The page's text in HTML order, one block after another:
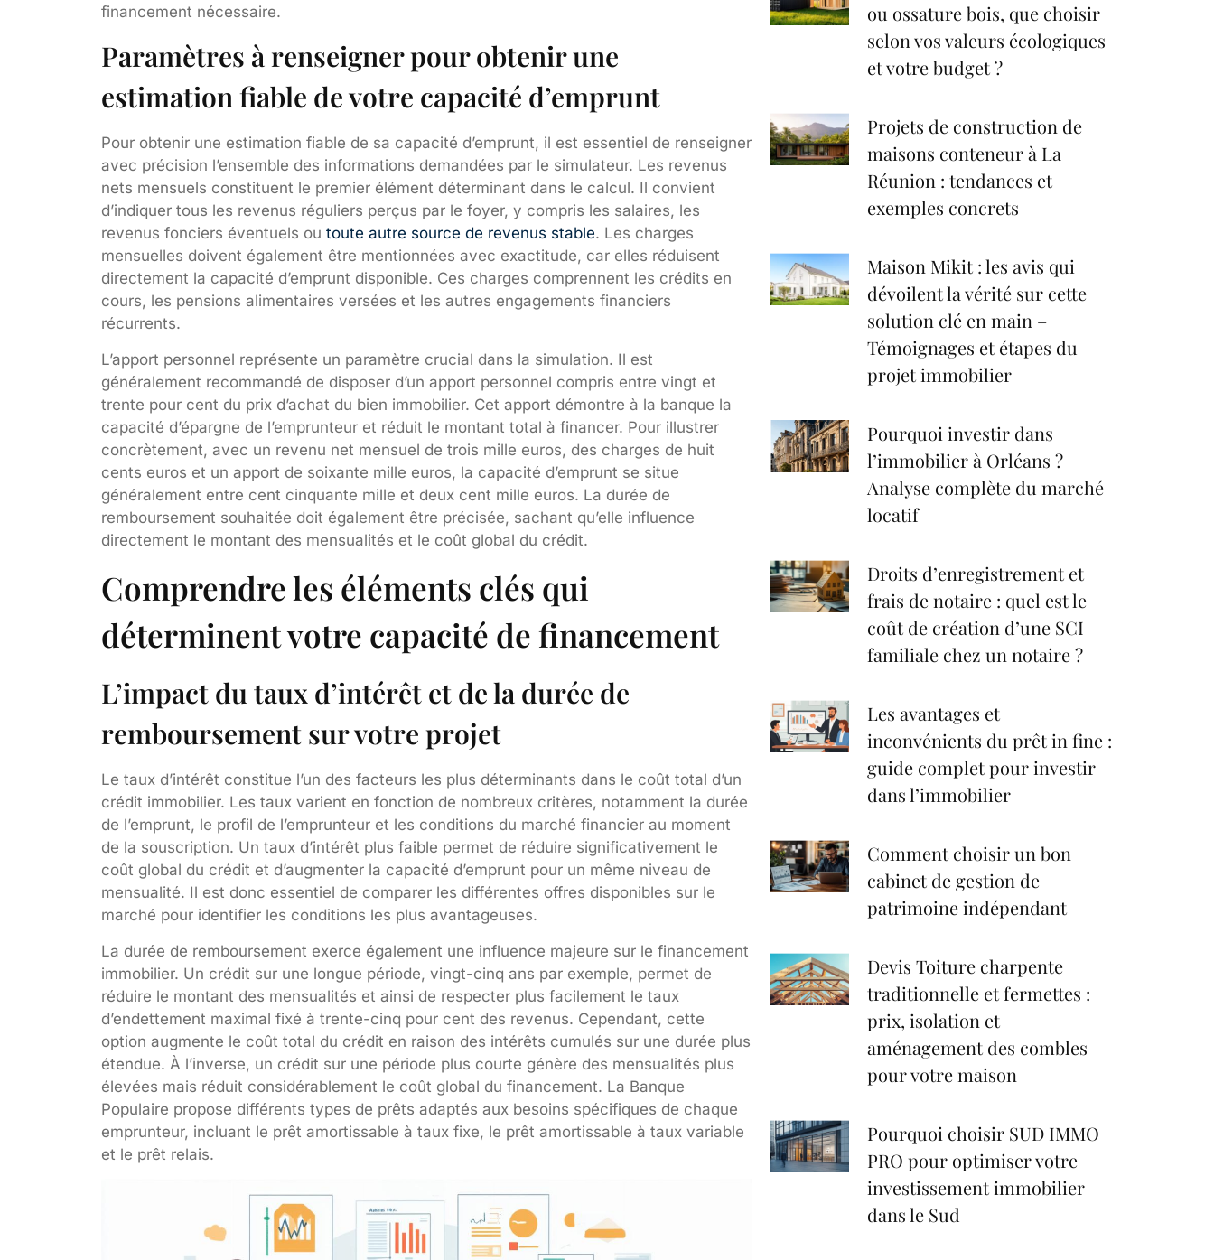
financement nécessaire.
Paramètres à renseigner pour obtenir une
estimation fiable de votre capacité d’emprunt
Pour obtenir une estimation fiable de sa capacité d’emprunt, il est essentiel de renseigner
avec précision l’ensemble des informations demandées par le simulateur. Les revenus
nets mensuels constituent le premier élément déterminant dans le calcul. Il convient
d’indiquer tous les revenus réguliers perçus par le foyer, y compris les salaires, les
revenus fonciers éventuels ou toute autre source de revenus stable. Les charges
mensuelles doivent également être mentionnées avec exactitude, car elles réduisent
directement la capacité d’emprunt disponible. Ces charges comprennent les crédits en
cours, les pensions alimentaires versées et les autres engagements financiers
récurrents.
L’apport personnel représente un paramètre crucial dans la simulation. Il est
généralement recommandé de disposer d’un apport personnel compris entre vingt et
trente pour cent du prix d’achat du bien immobilier. Cet apport démontre à la banque la
capacité d’épargne de l’emprunteur et réduit le montant total à financer. Pour illustrer
concrètement, avec un revenu net mensuel de trois mille euros, des charges de huit
cents euros et un apport de soixante mille euros, la capacité d’emprunt se situe
généralement entre cent cinquante mille et deux cent mille euros. La durée de
remboursement souhaitée doit également être précisée, sachant qu’elle influence
directement le montant des mensualités et le coût global du crédit.
Comprendre les éléments clés qui
déterminent votre capacité de financement
L’impact du taux d’intérêt et de la durée de
remboursement sur votre projet
Le taux d’intérêt constitue l’un des facteurs les plus déterminants dans le coût total d’un
crédit immobilier. Les taux varient en fonction de nombreux critères, notamment la durée
de l’emprunt, le profil de l’emprunteur et les conditions du marché financier au moment
de la souscription. Un taux d’intérêt plus faible permet de réduire significativement le
coût global du crédit et d’augmenter la capacité d’emprunt pour un même niveau de
mensualité. Il est donc essentiel de comparer les différentes offres disponibles sur le
marché pour identifier les conditions les plus avantageuses.
La durée de remboursement exerce également une influence majeure sur le financement
immobilier. Un crédit sur une longue période, vingt-cinq ans par exemple, permet de
réduire le montant des mensualités et ainsi de respecter plus facilement le taux
d’endettement maximal fixé à trente-cinq pour cent des revenus. Cependant, cette
option augmente le coût total du crédit en raison des intérêts cumulés sur une durée plus
étendue. À l’inverse, un crédit sur une période plus courte génère des mensualités plus
élevées mais réduit considérablement le coût global du financement. La Banque
Populaire propose différents types de prêts adaptés aux besoins spécifiques de chaque
emprunteur, incluant le prêt amortissable à taux fixe, le prêt amortissable à taux variable
et le prêt relais.
ou ossature bois, que choisir
selon vos valeurs écologiques
et votre budget ?
Projets de construction de
maisons conteneur à La
Réunion : tendances et
exemples concrets
Maison Mikit : les avis qui
dévoilent la vérité sur cette
solution clé en main –
Témoignages et étapes du
projet immobilier
Pourquoi investir dans
l’immobilier à Orléans ?
Analyse complète du marché
locatif
Droits d’enregistrement et
frais de notaire : quel est le
coût de création d’une SCI
familiale chez un notaire ?
Les avantages et
inconvénients du prêt in fine :
guide complet pour investir
dans l’immobilier
Comment choisir un bon
cabinet de gestion de
patrimoine indépendant
Devis Toiture charpente
traditionnelle et fermettes :
prix, isolation et
aménagement des combles
pour votre maison
Pourquoi choisir SUD IMMO
PRO pour optimiser votre
investissement immobilier
dans le Sud